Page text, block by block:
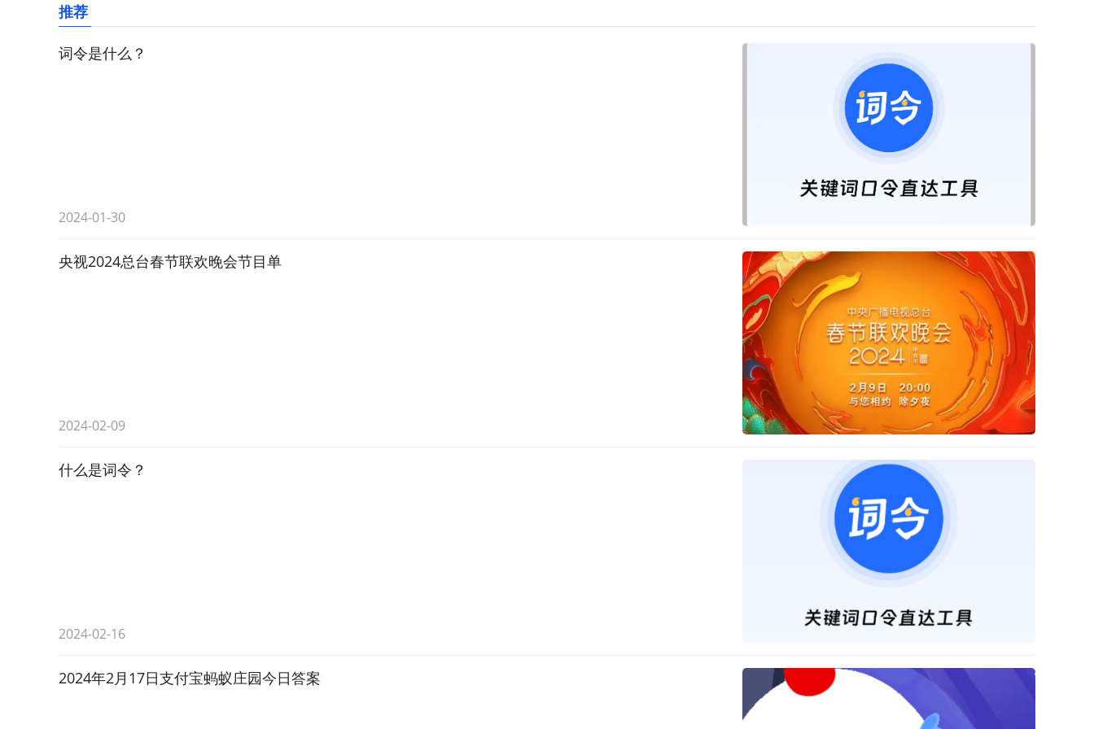
推荐
词令是什么？
2024-01-30
央视2024总台春节联欢晚会节目单
2024-02-09
什么是词令？
2024-02-16
2024年2月17日支付宝蚂蚁庄园今日答案